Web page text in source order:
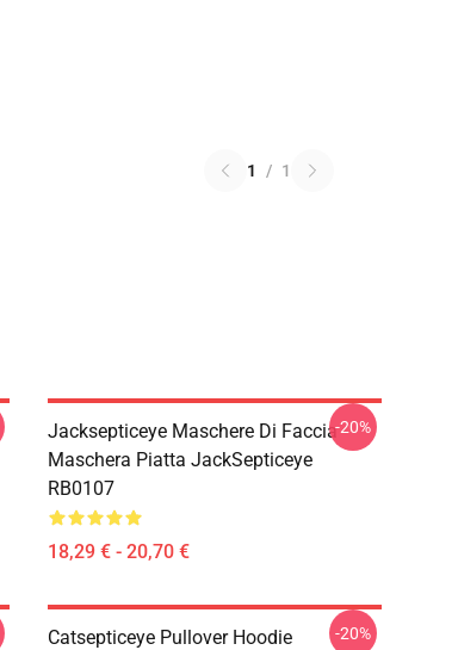
1 / 1
Jacksepticeye Maschere Di Faccia -
Maschera Piatta JackSepticeye
RB0107
18,29 € - 20,70 €
-20%
Catsepticeye Pullover Hoodie -20%